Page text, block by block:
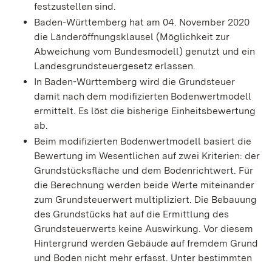
festzustellen sind.
Baden-Württemberg hat am 04. November 2020
die Länderöffnungsklausel (Möglichkeit zur
Abweichung vom Bundesmodell) genutzt und ein
Landesgrundsteuergesetz erlassen.
In Baden-Württemberg wird die Grundsteuer
damit nach dem modifizierten Bodenwertmodell
ermittelt. Es löst die bisherige Einheitsbewertung
ab.
Beim modifizierten Bodenwertmodell basiert die
Bewertung im Wesentlichen auf zwei Kriterien: der
Grundstücksfläche und dem Bodenrichtwert. Für
die Berechnung werden beide Werte miteinander
zum Grundsteuerwert multipliziert. Die Bebauung
des Grundstücks hat auf die Ermittlung des
Grundsteuerwerts keine Auswirkung. Vor diesem
Hintergrund werden Gebäude auf fremdem Grund
und Boden nicht mehr erfasst. Unter bestimmten